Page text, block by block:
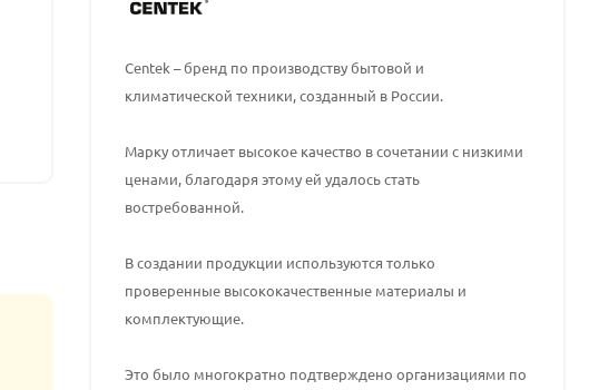
Centek – бренд по производству бытовой и
климатической техники, созданный в России.
Марку отличает высокое качество в сочетании с низкими
ценами, благодаря этому ей удалось стать
востребованной.
В создании продукции используются только
проверенные высококачественные материалы и
комплектующие.
Это было многократно подтверждено организациями по